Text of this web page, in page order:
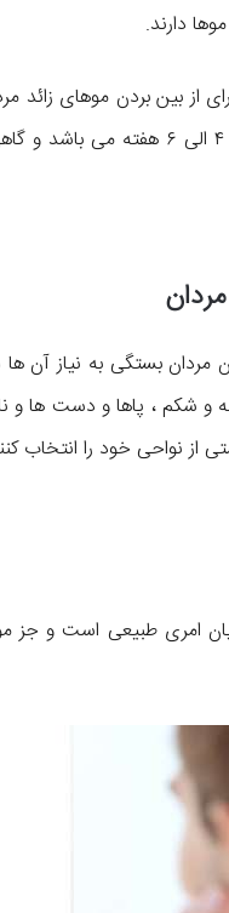
دارند.
مردان بستگی به نیاز آن
شکم ، پاها و دست ها و
از نواحی خود را انتخاب
امری طبیعی است و جز